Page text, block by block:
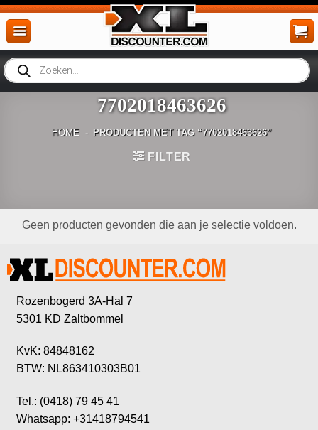
Ga
naar
inhoud
Producten
zoeken
7702018463626
HOME - PRODUCTEN MET TAG “7702018463626”
FILTER
Geen producten gevonden die aan je selectie voldoen.
Rozenbogerd 3A-Hal 7
5301 KD Zaltbommel
KvK: 84848162
BTW: NL863410303B01
Tel.: (0418) 79 45 41
Whatsapp: +31418794541